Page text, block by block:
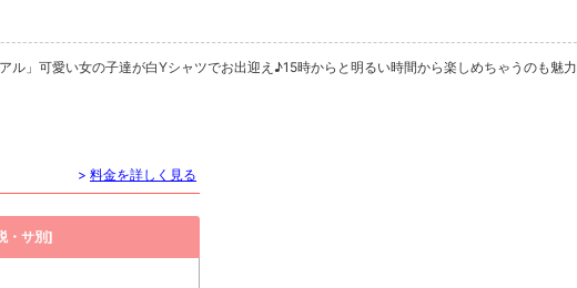
ル」可愛い女の子達が白Yシャツでお出迎え♪15時からと明るい時間から楽しめちゃうのも魅力
> 料金を詳しく見る
・サ別]